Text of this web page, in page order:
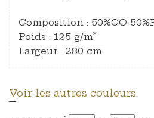
Composition : 50%CO-
Poids : 125 g/m²
Largeur : 280 cm
Voir les autres couleurs.